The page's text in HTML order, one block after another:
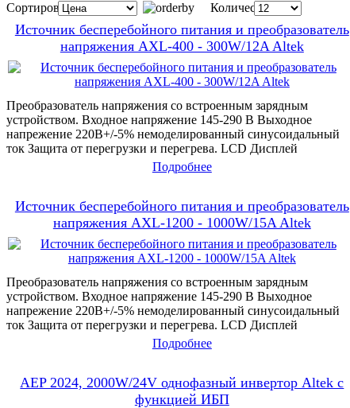
Сортировка: Количество:
Источник бесперебойного питания и преобразователь
напряжения AXL-400 - 300W/12A Altek
Преобразователь напряжения со встроенным зарядным
устройством. Входное напряжение 145-290 В Выходное
напрежение 220В+/-5% немоделированный синусоидальный
ток Защита от перегрузки и перегрева. LCD Дисплей
Подробнее
Источник бесперебойного питания и преобразователь
напряжения AXL-1200 - 1000W/15A Altek
Преобразователь напряжения со встроенным зарядным
устройством. Входное напряжение 145-290 В Выходное
напрежение 220В+/-5% немоделированный синусоидальный
ток Защита от перегрузки и перегрева. LCD Дисплей
Подробнее
AEP 2024, 2000W/24V однофазный инвертор Altek с
функцией ИБП